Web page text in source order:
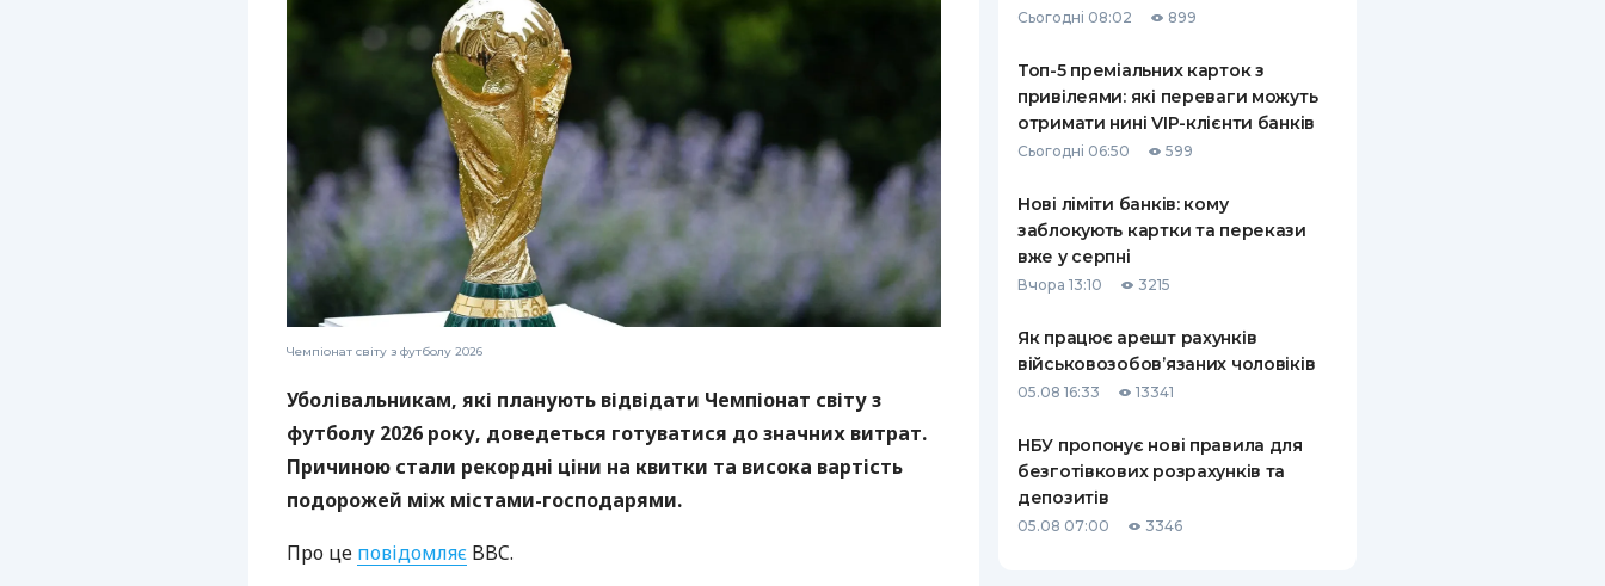
ПУТІВНИКИ ПО
БАНКІВСЬКИХ КАРТКАХ
ВСІ СТРАХОВІ ПОЛІСИ
СТРАХОВІ КОМПАНІЇ
ВІДГУКИ ПРО СТРАХОВІ
КОМПАНІЇ
Чемпіонат світу з футболу 2026
Уболівальникам, які планують відвідати Чемпіонат світу з
футболу 2026 року, доведеться готуватися до значних витрат.
Причиною стали рекордні ціни на квитки та висока вартість
подорожей між містами-господарями.
Про це повідомляє BBC.
Сьогодні 08:02 899
Топ-5 преміальних карток з
привілеями: які переваги можуть
отримати нині VIP-клієнти банків
Сьогодні 06:50 599
Нові ліміти банків: кому
заблокують картки та перекази
вже у серпні
Вчора 13:10 3215
Як працює арешт рахунків
військовозобов’язаних чоловіків
05.08 16:33 13341
НБУ пропонує нові правила для
безготівкових розрахунків та
депозитів
05.08 07:00 3346